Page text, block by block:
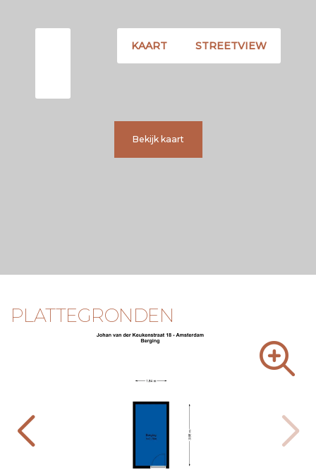
Bekijk kaart
KAART STREETVIEW
PLATTEGRONDEN